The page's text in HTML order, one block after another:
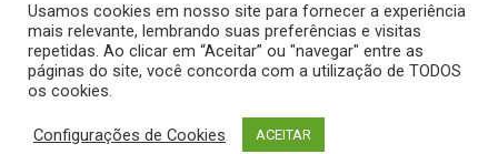
contato@gsgestaosustentavel.com.br
Polítca de Privacidade | Termos de uso
Desenvolvido por Diagrama Sites
Usamos cookies em nosso site para fornecer a experiência
mais relevante, lembrando suas preferências e visitas
repetidas. Ao clicar em “Aceitar” ou "navegar" entre as
páginas do site, você concorda com a utilização de TODOS
os cookies.
Configurações de Cookies ACEITAR